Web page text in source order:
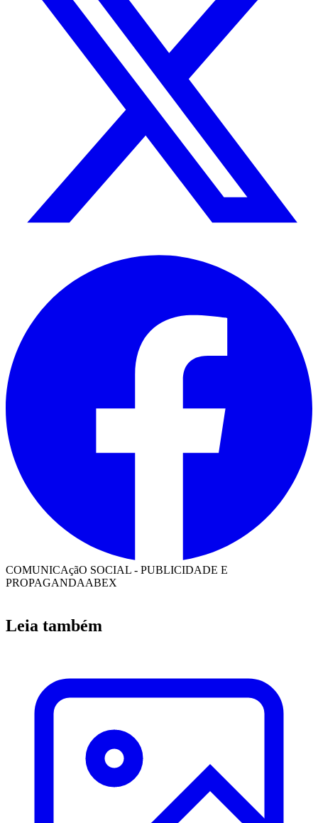
COMUNICAçãO SOCIAL - PUBLICIDADE E
PROPAGANDAABEX
Leia também